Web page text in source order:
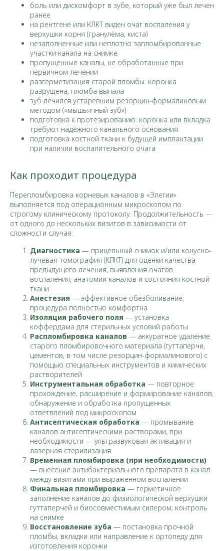
боль или дискомфорт в зубе, который уже был лечен
ранее
на рентгене или КЛКТ виден очаг воспаления у
верхушки корня (гранулёма, киста)
незаполненные или неплотно запломбированные
участки канала на снимке
пропущенные каналы, не обработанные при
первичном лечении
разгерметизация старой пломбы: коронка
разрушена, пломба выпала
зуб лечился устаревшим резорцин-формалиновым
методом («мышьячный зуб»)
подготовка к протезированию: коронка или вкладка
требуют надёжного канального основания
подготовка костной ткани к будущей имплантации
при наличии воспалительного очага
Как проходит процедура
Перепломбировка корневых каналов в «Элегии»
выполняется под операционным микроскопом по
строгому клиническому протоколу. Продолжительность —
от одного до нескольких визитов в зависимости от
сложности случая:
Диагностика — прицельный снимок и/или конусно-
лучевая томография (КЛКТ) для оценки качества
предыдущего лечения, выявления очагов
воспаления, анатомии каналов и состояния костной
ткани
Анестезия — эффективное обезболивание;
процедура полностью комфортна
Изоляция рабочего поля — установка
коффердама для стерильных условий работы
Распломбировка каналов — аккуратное удаление
старого пломбировочного материала (гуттаперчи,
цементов, в том числе резорцин-формалинового) с
помощью специальных инструментов и химических
растворителей
Инструментальная обработка — повторное
прохождение, расширение и формирование каналов;
обнаружение и обработка пропущенных
ответвлений под микроскопом
Антисептическая обработка — промывание
каналов антисептическими растворами, при
необходимости — ультразвуковая активация и
лазерная стерилизация
Временная пломбировка (при необходимости)
— внесение антибактериального препарата в канал
между визитами при выраженном воспалении
Финальная пломбировка — герметичное
заполнение каналов до физиологической верхушки
гуттаперчей и биосовместимым силером; контроль
на снимке
Восстановление зуба — постановка прочной
пломбы, вкладки или направление к ортопеду для
изготовления коронки